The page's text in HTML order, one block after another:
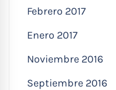
Febrero 2017
Enero 2017
Noviembre 2016
Septiembre 2016